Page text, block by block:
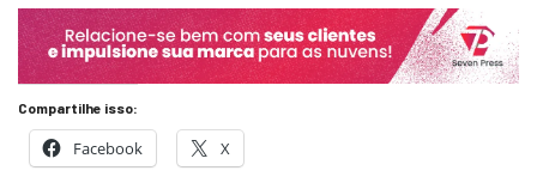
Compartilhe isso:
Facebook X